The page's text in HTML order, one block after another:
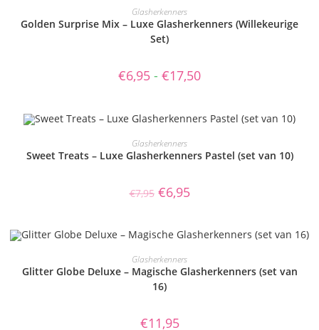
OPTIES SELECTEREN
Glasherkenners
Golden Surprise Mix – Luxe Glasherkenners (Willekeurige
Set)
€6,95 - €17,50
TOEVOEGEN AAN WINKELWAGEN
Glasherkenners
Sweet Treats – Luxe Glasherkenners Pastel (set van 10)
€7,95 €6,95
TOEVOEGEN AAN WINKELWAGEN
Glasherkenners
Glitter Globe Deluxe – Magische Glasherkenners (set van
16)
€11,95